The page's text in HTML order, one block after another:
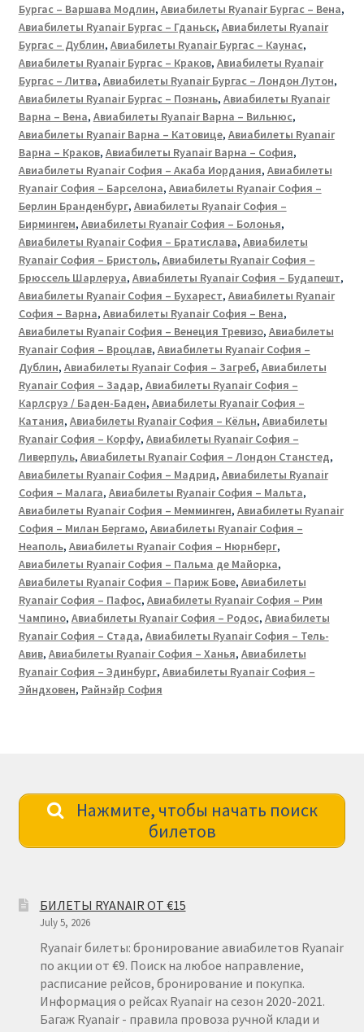
Бургас – Варшава Модлин, Авиабилеты Ryanair Бургас – Вена,
Авиабилеты Ryanair Бургас – Гданьск, Авиабилеты Ryanair
Бургас – Дублин, Авиабилеты Ryanair Бургас – Каунас,
Авиабилеты Ryanair Бургас – Краков, Авиабилеты Ryanair
Бургас – Литва, Авиабилеты Ryanair Бургас – Лондон Лутон,
Авиабилеты Ryanair Бургас – Познань, Авиабилеты Ryanair
Варна – Вена, Авиабилеты Ryanair Варна – Вильнюс,
Авиабилеты Ryanair Варна – Катовице, Авиабилеты Ryanair
Варна – Краков, Авиабилеты Ryanair Варна – София,
Авиабилеты Ryanair София – Акаба Иордания, Авиабилеты
Ryanair София – Барселона, Авиабилеты Ryanair София –
Берлин Бранденбург, Авиабилеты Ryanair София –
Бирмингем, Авиабилеты Ryanair София – Болонья,
Авиабилеты Ryanair София – Братислава, Авиабилеты
Ryanair София – Бристоль, Авиабилеты Ryanair София –
Брюссель Шарлеруа, Авиабилеты Ryanair София – Будапешт,
Авиабилеты Ryanair София – Бухарест, Авиабилеты Ryanair
София – Варна, Авиабилеты Ryanair София – Вена,
Авиабилеты Ryanair София – Венеция Тревизо, Авиабилеты
Ryanair София – Вроцлав, Авиабилеты Ryanair София –
Дублин, Авиабилеты Ryanair София – Загреб, Авиабилеты
Ryanair София – Задар, Авиабилеты Ryanair София –
Карлсруэ / Баден-Баден, Авиабилеты Ryanair София –
Катания, Авиабилеты Ryanair София – Кёльн, Авиабилеты
Ryanair София – Корфу, Авиабилеты Ryanair София –
Ливерпуль, Авиабилеты Ryanair София – Лондон Станстед,
Авиабилеты Ryanair София – Мадрид, Авиабилеты Ryanair
София – Малага, Авиабилеты Ryanair София – Мальта,
Авиабилеты Ryanair София – Мемминген, Авиабилеты Ryanair
София – Милан Бергамо, Авиабилеты Ryanair София –
Неаполь, Авиабилеты Ryanair София – Нюрнберг,
Авиабилеты Ryanair София – Пальма де Майорка,
Авиабилеты Ryanair София – Париж Бове, Авиабилеты
Ryanair София – Пафос, Авиабилеты Ryanair София – Рим
Чампино, Авиабилеты Ryanair София – Родос, Авиабилеты
Ryanair София – Стада, Авиабилеты Ryanair София – Тель-
Авив, Авиабилеты Ryanair София – Ханья, Авиабилеты
Ryanair София – Эдинбург, Авиабилеты Ryanair София –
Эйндховен, Райнэйр София
Нажмите, чтобы начать поиск
билетов
БИЛЕТЫ RYANAIR ОТ €15
July 5, 2026
Ryanair билеты: бронирование авиабилетов Ryanair
по акции от €9. Поиск на любое направление,
расписание рейсов, бронирование и покупка.
Информация о рейсах Ryanair на сезон 2020-2021.
Багаж Ryanair - правила провоза ручной клади и